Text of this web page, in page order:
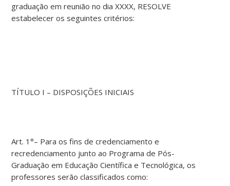
graduação em reunião no dia XXXX, RESOLVE
estabelecer os seguintes critérios:
TÍTULO I – DISPOSIÇÕES INICIAIS
Art. 1°– Para os fins de credenciamento e
recredenciamento junto ao Programa de Pós-
Graduação em Educação Científica e Tecnológica, os
professores serão classificados como: